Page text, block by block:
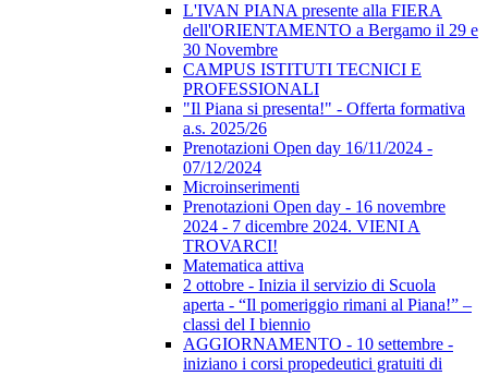
L'IVAN PIANA presente alla FIERA
dell'ORIENTAMENTO a Bergamo il 29 e
30 Novembre
CAMPUS ISTITUTI TECNICI E
PROFESSIONALI
"Il Piana si presenta!" - Offerta formativa
a.s. 2025/26
Prenotazioni Open day 16/11/2024 -
07/12/2024
Microinserimenti
Prenotazioni Open day - 16 novembre
2024 - 7 dicembre 2024. VIENI A
TROVARCI!
Matematica attiva
2 ottobre - Inizia il servizio di Scuola
aperta - “Il pomeriggio rimani al Piana!” –
classi del I biennio
AGGIORNAMENTO - 10 settembre -
iniziano i corsi propedeutici gratuiti di